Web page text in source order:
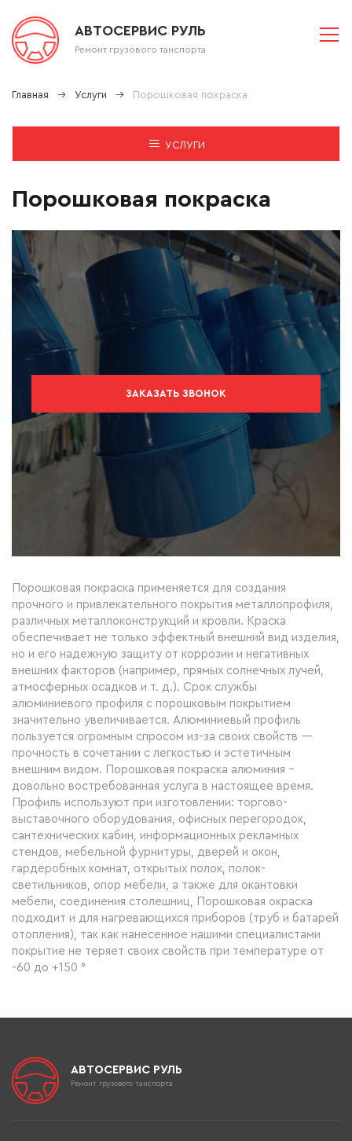
АВТОСЕРВИС РУЛЬ
Ремонт грузового танспорта
Главная Услуги Порошковая покраска
УСЛУГИ
Порошковая покраска
ЗАКАЗАТЬ ЗВОНОК
Порошковая покраска применяется для создания
прочного и привлекательного покрытия металлопрофиля,
различных металлоконструкций и кровли. Краска
обеспечивает не только эффектный внешний вид изделия,
но и его надежную защиту от коррозии и негативных
внешних факторов (например, прямых солнечных лучей,
атмосферных осадков и т. д.). Срок службы
алюминиевого профиля с порошковым покрытием
значительно увеличивается. Алюминиевый профиль
пользуется огромным спросом из-за своих свойств —
прочность в сочетании с легкостью и эстетичным
внешним видом. Порошковая покраска алюминия -
довольно востребованная услуга в настоящее время.
Профиль используют при изготовлении: торгово-
выставочного оборудования, офисных перегородок,
сантехнических кабин, информационных рекламных
стендов, мебельной фурнитуры, дверей и окон,
гардеробных комнат, открытых полок, полок-
светильников, опор мебели, а также для окантовки
мебели, соединения столешниц, Порошковая окраска
подходит и для нагревающихся приборов (труб и батарей
отопления), так как нанесенное нашими специалистами
покрытие не теряет своих свойств при температуре от
-60 до +150 °
АВТОСЕРВИС РУЛЬ
Ремонт грузового танспорта